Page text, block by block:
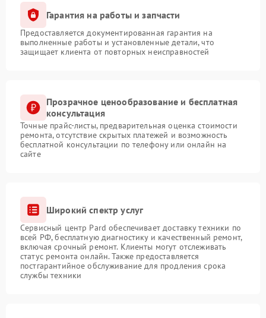
Гарантия на работы и запчасти
Предоставляется документированная гарантия на
выполненные работы и установленные детали, что
защищает клиента от повторных неисправностей
Прозрачное ценообразование и бесплатная
консультация
Точные прайс-листы, предварительная оценка стоимости
ремонта, отсутствие скрытых платежей и возможность
бесплатной консультации по телефону или онлайн на
сайте
Широкий спектр услуг
Сервисный центр Pard обеспечивает доставку техники по
всей РФ, бесплатную диагностику и качественный ремонт,
включая срочный ремонт. Клиенты могут отслеживать
статус ремонта онлайн. Также предоставляется
постгарантийное обслуживание для продления срока
службы техники